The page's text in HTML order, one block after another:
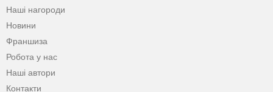
Наші нагороди
Новини
Франшиза
Робота у нас
Наші автори
Контакти